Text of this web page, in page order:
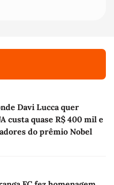
Davi Lucca quer
custa quase R$ 400 mil e
do prêmio Nobel